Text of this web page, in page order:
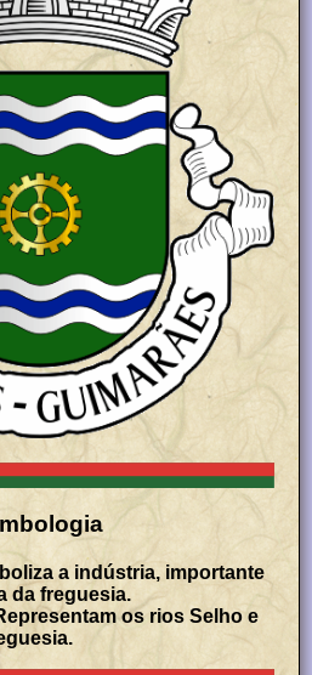
a indústria, importante
da freguesia.
os rios Selho e